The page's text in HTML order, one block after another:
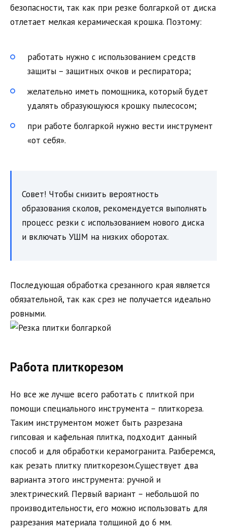
безопасности, так как при резке болгаркой от диска
отлетает мелкая керамическая крошка. Поэтому:
работать нужно с использованием средств
защиты – защитных очков и респиратора;
желательно иметь помощника, который будет
удалять образующуюся крошку пылесосом;
при работе болгаркой нужно вести инструмент
«от себя».
Совет! Чтобы снизить вероятность
образования сколов, рекомендуется выполнять
процесс резки с использованием нового диска
и включать УШМ на низких оборотах.
Последующая обработка срезанного края является
обязательной, так как срез не получается идеально
ровными.
Работа плиткорезом
Но все же лучше всего работать с плиткой при
помощи специального инструмента – плиткореза.
Таким инструментом может быть разрезана
гипсовая и кафельная плитка, подходит данный
способ и для обработки керамогранита. Разберемся,
как резать плитку плиткорезом.Существует два
варианта этого инструмента: ручной и
электрический. Первый вариант – небольшой по
производительности, его можно использовать для
разрезания материала толщиной до 6 мм.